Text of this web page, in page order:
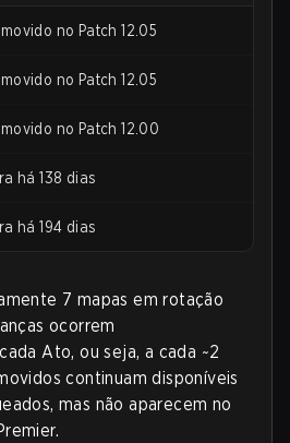
no Patch 12.05
no Patch 12.05
no Patch 12.00
há 138 dias
há 194 dias
7 mapas em rotação
ocorrem
Ato, ou seja, a cada ~2
continuam disponíveis
mas não aparecem no